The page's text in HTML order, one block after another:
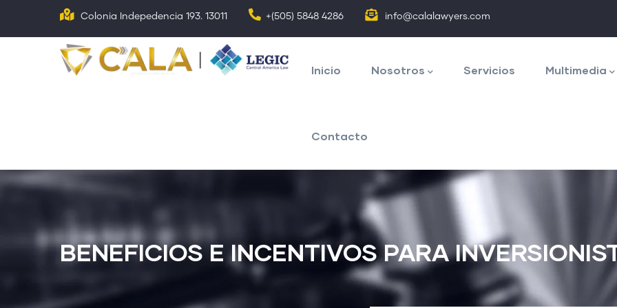
Colonia Indepedencia 193. 13011 +(505) 5848 4286 info@calalawyers.com
Inicio Nosotros Servicios Multimedia
Contacto
BENEFICIOS E INCENTIVOS PARA